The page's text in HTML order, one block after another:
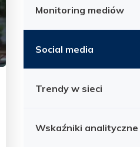
Monitoring mediów
Social media
Trendy w sieci
Wskaźniki analityczne